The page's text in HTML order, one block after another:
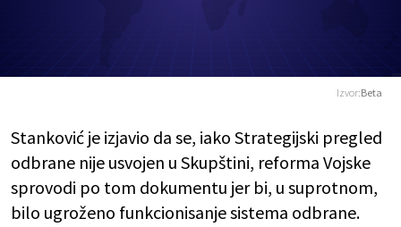
Izvor:Beta
Stanković je izjavio da se, iako Strategijski pregled
odbrane nije usvojen u Skupštini, reforma Vojske
sprovodi po tom dokumentu jer bi, u suprotnom,
bilo ugroženo funkcionisanje sistema odbrane.